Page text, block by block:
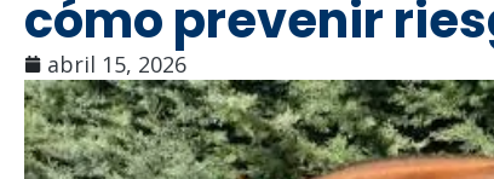
cómo prevenir
abril 15, 2026